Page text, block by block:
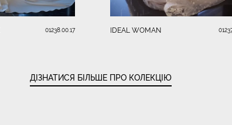
01238.00.17 IDEAL WOMAN
ДІЗНАТИСЯ БІЛЬШЕ ПРО КОЛЕКЦІЮ